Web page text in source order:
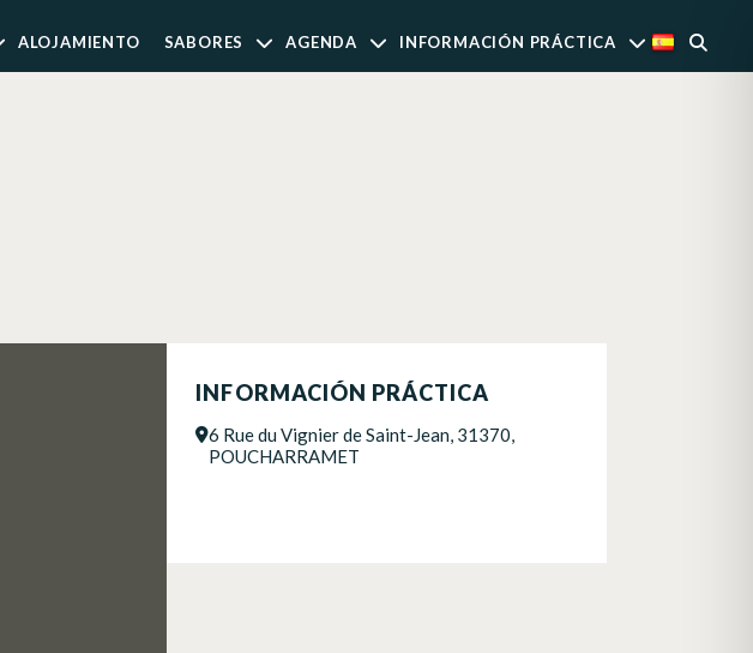
ALOJAMIENTO SABORES AGENDA INFORMACIÓN PRÁCTICA
INFORMACIÓN PRÁCTICA
6 Rue du Vignier de Saint-Jean, 31370,
POUCHARRAMET